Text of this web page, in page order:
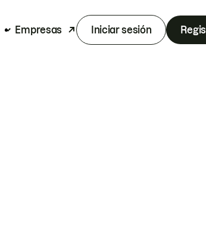
Empresas Iniciar sesión